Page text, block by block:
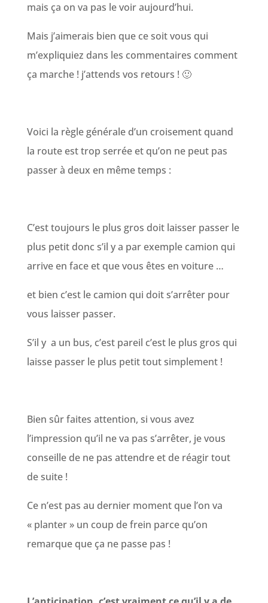
mais ça on va pas le voir aujourd’hui.
Mais j’aimerais bien que ce soit vous qui
m’expliquiez dans les commentaires comment
ça marche ! j’attends vos retours ! 🙂
Voici la règle générale d’un croisement quand
la route est trop serrée et qu’on ne peut pas
passer à deux en même temps :
C’est toujours le plus gros doit laisser passer le
plus petit donc s’il y a par exemple camion qui
arrive en face et que vous êtes en voiture …
et bien c’est le camion qui doit s’arrêter pour
vous laisser passer.
S’il y a un bus, c’est pareil c’est le plus gros qui
laisse passer le plus petit tout simplement !
Bien sûr faites attention, si vous avez
l’impression qu’il ne va pas s’arrêter, je vous
conseille de ne pas attendre et de réagir tout
de suite !
Ce n’est pas au dernier moment que l’on va
« planter » un coup de frein parce qu’on
remarque que ça ne passe pas !